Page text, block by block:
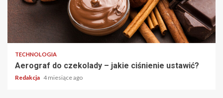
TECHNOLOGIA
Aerograf do czekolady – jakie ciśnienie ustawić?
Redakcja 4 miesiące ago